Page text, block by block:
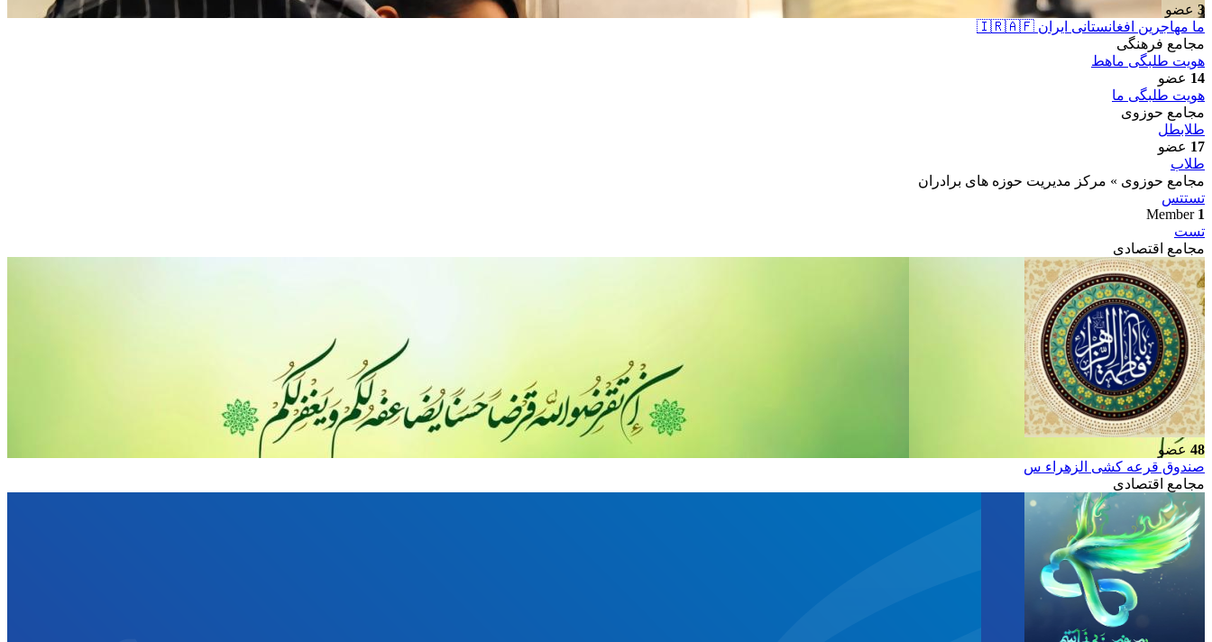
3 عضو
ما مهاجرین افغانستانی ایران 🇮🇷🇦🇫
مجامع فرهنگی
هویت طلبگی ماهط
14 عضو
هویت طلبگی ما
مجامع حوزوی
طلابطل
17 عضو
طلاب
مجامع حوزوی » مرکز مدیریت حوزه های برادران
تستتس
1
Member
تست
مجامع اقتصادی
48 عضو
صندوق قرعه کشی الزهراء س
مجامع اقتصادی